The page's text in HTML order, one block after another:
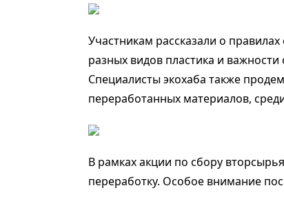
Участникам рассказали о
разных видов пластика и
Специалисты экохаба также
переработанных материалов,
В рамках акции по сбору
переработку. Особое внимание